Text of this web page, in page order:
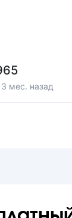
3 мес. назад